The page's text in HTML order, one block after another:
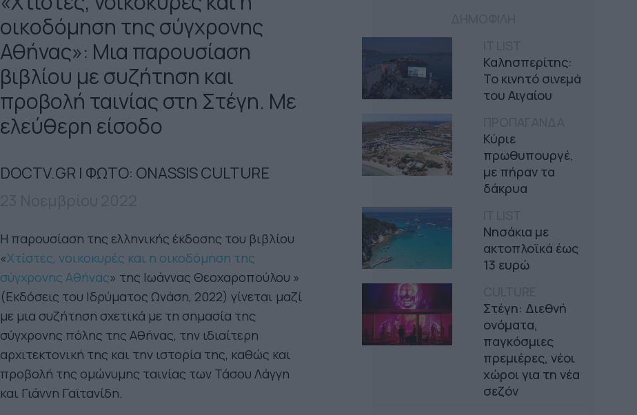
Καλησπερίτης:
Το κινητό σινεμά
του Αιγαίου
Κύριε
πρωθυπουργέ,
με πήραν τα
δάκρυα
Νησάκια με
ακτοπλοϊκά έως
13 ευρώ
Στέγη: Διεθνή
ονόματα,
παγκόσμιες
πρεμιέρες, νέοι
χώροι για τη νέα
σεζόν
οικοδόμηση της σύγχρονης
Αθήνας»: Μια παρουσίαση
βιβλίου με συζήτηση και
προβολή ταινίας στη Στέγη. Με
ελεύθερη είσοδο
DOCTV.GR | ΦΩΤΟ: ONASSIS CULTURE
Η παρουσίαση της ελληνικής έκδοσης του βιβλίου
«Χτίστες, νοικοκυρές και η οικοδόμηση της
σύγχρονης Αθήνας» της Ιωάννας Θεοχαροπούλου »
(Εκδόσεις του Ιδρύματος Ωνάση, 2022) γίνεται μαζί
με μια συζήτηση σχετικά με τη σημασία της
σύγχρονης πόλης της Αθήνας, την ιδιαίτερη
αρχιτεκτονική της και την ιστορία της, καθώς και
προβολή της ομώνυμης ταινίας των Τάσου Λάγγη
και Γιάννη Γαϊτανίδη.